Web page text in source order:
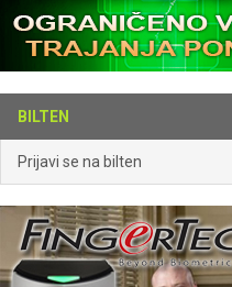
BILTEN
Prijavi se na bilten